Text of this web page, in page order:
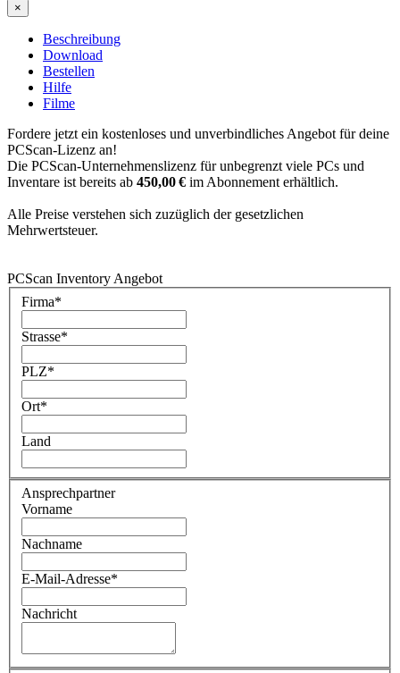
×
Beschreibung
Download
Bestellen
Hilfe
Filme
Fordere jetzt ein kostenloses und unverbindliches Angebot für deine
PCScan-Lizenz an!
Die PCScan-Unternehmenslizenz für unbegrenzt viele PCs und
Inventare ist bereits ab 450,00 € im Abonnement erhältlich.
Alle Preise verstehen sich zuzüglich der gesetzlichen
Mehrwertsteuer.
PCScan Inventory Angebot
Firma*
Strasse*
PLZ*
Ort*
Land
Ansprechpartner
Vorname
Nachname
E-Mail-Adresse*
Nachricht